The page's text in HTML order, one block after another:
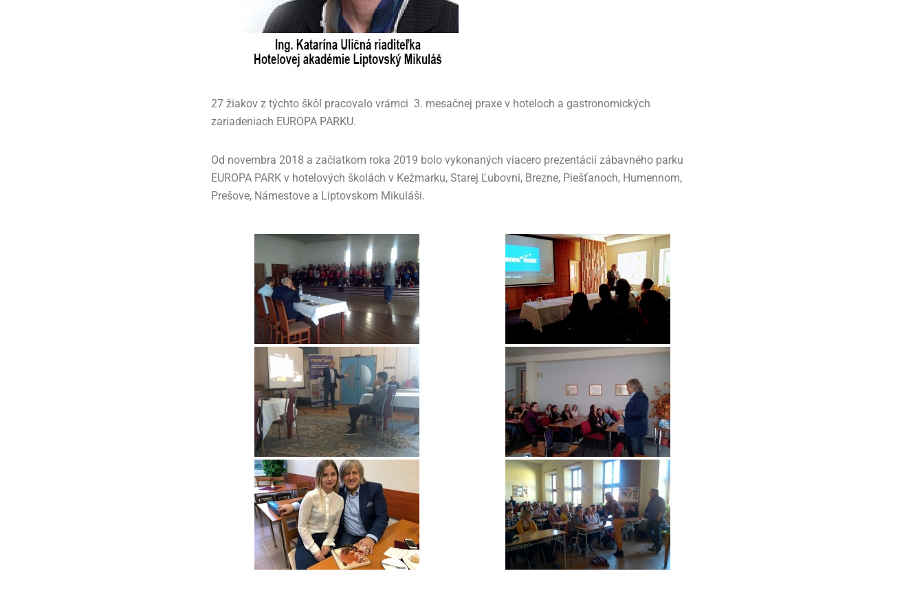
27 žiakov z týchto škôl pracovalo vrámci 3. mesačnej praxe v hoteloch a gastronomických
zariadeniach EUROPA PARKU.
Od novembra 2018 a začiatkom roka 2019 bolo vykonaných viacero prezentácií zábavného parku
EUROPA PARK v hotelových školách v Kežmarku, Starej Ľubovni, Brezne, Piešťanoch, Humennom,
Prešove, Námestove a Liptovskom Mikuláši.